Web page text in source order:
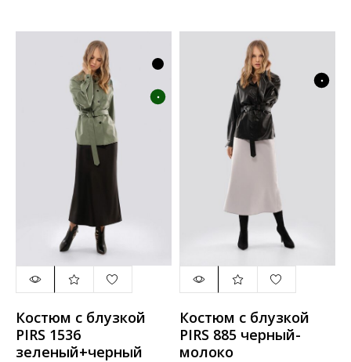
Костюм с блузкой
PIRS 1536
зеленый+черный
Костюм с блузкой
PIRS 885 черный-
молоко